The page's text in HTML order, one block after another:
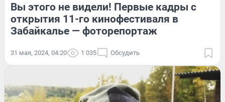
Вы этого не видели! Первые кадры с
открытия 11-го кинофестиваля в
Забайкалье — фоторепортаж
31 мая, 2024, 04:20 1 035 Обсудить